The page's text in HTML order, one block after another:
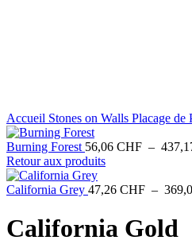
Accueil Stones on Walls Placage de
Burning Forest 56,06 CHF –
Retour aux produits
California Grey 47,26 CHF –
California Gold